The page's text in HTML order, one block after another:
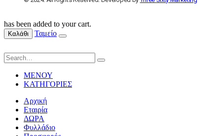
has been added to your cart.
Καλάθι Ταμείο
ΜΕΝΟΥ
ΚΑΤΗΓΟΡΙΕΣ
Αρχική
Εταιρία
ΔΩΡΑ
Φυλλάδιο